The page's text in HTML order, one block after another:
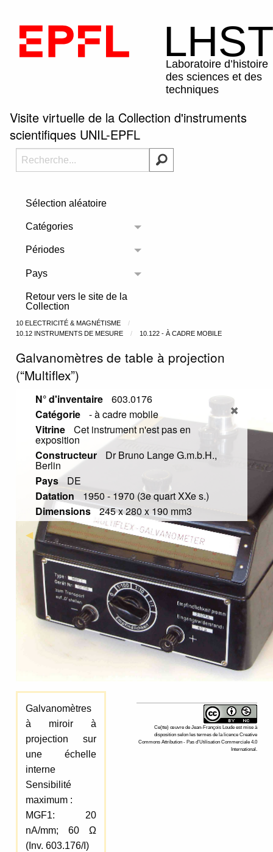
Visite virtuelle de la Collection d'instruments
scientifiques UNIL-EPFL
Sélection aléatoire
Catégories
Toggle menu
Périodes
Toggle menu
Pays
Toggle menu
Retour vers le site de la
Collection
10 ELECTRICITÉ & MAGNÉTISME
10.12 INSTRUMENTS DE MESURE
10.122 - À CADRE MOBILE
Galvanomètres de table à projection
(“Multiflex”)
Previous Slide
◀︎
N° d'inventaire
603.0176
Catégorie
- à cadre mobile
Vitrine
Cet instrument n'est pas en
exposition
Constructeur
Dr Bruno Lange G.m.b.H.,
Berlin
Pays DE
Datation
1950 - 1970 (3e quart XXe s.)
Dimensions 245 x 280 x 190 mm3
Galvanomètres
à miroir à
projection sur
une échelle
interne
Sensibilité
maximum :
MGF1: 20
nA/mm; 60 Ω
(Inv. 603.176/I)
Ce(tte) œuvre de Jean-François Loude est mise à
disposition selon les termes de la licence Creative
Commons Attribution - Pas d’Utilisation Commerciale 4.0
International.